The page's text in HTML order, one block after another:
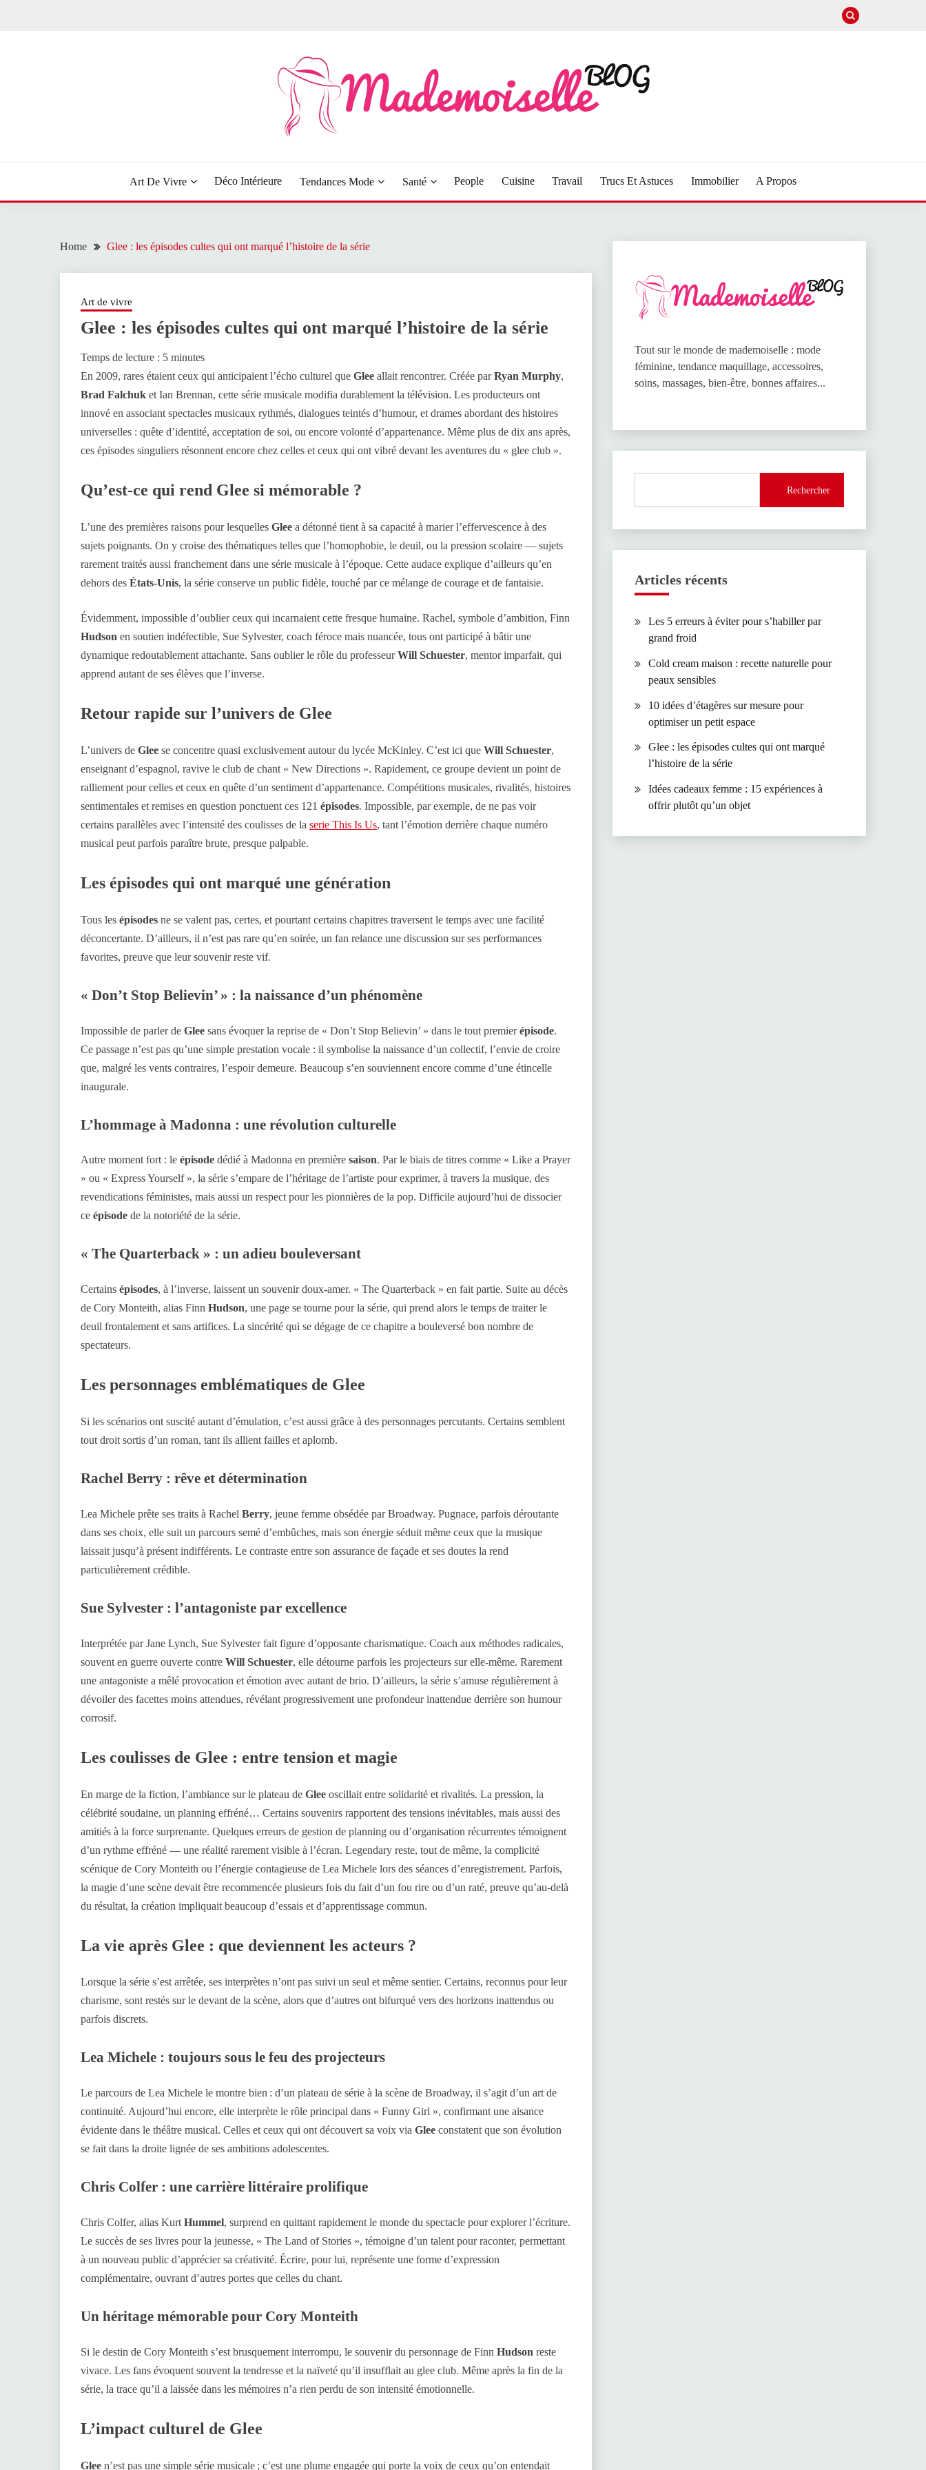
Art De Vivre Déco Intérieure Tendances Mode Santé People Cuisine Travail Trucs Et Astuces Immobilier A Propos
Home Glee : les épisodes cultes qui ont marqué l’histoire de la série
Art de vivre
Glee : les épisodes cultes qui ont marqué l’histoire de la série
Temps de lecture : 5 minutes
En 2009, rares étaient ceux qui anticipaient l’écho culturel que Glee allait rencontrer. Créée parRyan Murphy,
Brad Falchuk et Ian Brennan, cette série musicale modifia durablement la télévision. Les producteurs ont
innové en associant spectacles musicaux rythmés, dialogues teintés d’humour, et drames abordant des histoires
universelles : quête d’identité, acceptation de soi, ou encore volonté d’appartenance. Même plus de dix ans après,
ces épisodes singuliers résonnent encore chez celles et ceux qui ont vibré devant les aventures du « glee club ».
Qu’est-ce qui rend Glee si mémorable ?
L’une des premières raisons pour lesquelles Glee a détonné tient à sa capacité à marier l’effervescence à des
sujets poignants. On y croise des thématiques telles que l’homophobie, le deuil, ou la pression scolaire — sujets
rarement traités aussi franchement dans une série musicale à l’époque. Cette audace explique d’ailleurs qu’en
dehors des États-Unis, la série conserve un public fidèle, touché par ce mélange de courage et de fantaisie.
Évidemment, impossible d’oublier ceux qui incarnaient cette fresque humaine. Rachel, symbole d’ambition, Finn
Hudson en soutien indéfectible, Sue Sylvester, coach féroce mais nuancée, tous ont participé à bâtir une
dynamique redoutablement attachante. Sans oublier le rôle du professeurWill Schuester, mentor imparfait, qui
apprend autant de ses élèves que l’inverse.
Retour rapide sur l’univers de Glee
L’univers de Glee se concentre quasi exclusivement autour du lycée McKinley. C’est ici que Will Schuester,
enseignant d’espagnol, ravive le club de chant « New Directions ». Rapidement, ce groupe devient un point de
ralliement pour celles et ceux en quête d’un sentiment d’appartenance. Compétitions musicales, rivalités, histoires
sentimentales et remises en question ponctuent ces 121 épisodes. Impossible, par exemple, de ne pas voir
certains parallèles avec l’intensité des coulisses de la serie This Is Us, tant l’émotion derrière chaque numéro
musical peut parfois paraître brute, presque palpable.
Les épisodes qui ont marqué une génération
Tous les épisodes ne se valent pas, certes, et pourtant certains chapitres traversent le temps avec une facilité
déconcertante. D’ailleurs, il n’est pas rare qu’en soirée, un fan relance une discussion sur ses performances
favorites, preuve que leur souvenir reste vif.
« Don’t Stop Believin’ » : la naissance d’un phénomène
Impossible de parler de Glee sans évoquer la reprise de « Don’t Stop Believin’ » dans le tout premierépisode.
Ce passage n’est pas qu’une simple prestation vocale : il symbolise la naissance d’un collectif, l’envie de croire
que, malgré les vents contraires, l’espoir demeure. Beaucoup s’en souviennent encore comme d’une étincelle
inaugurale.
L’hommage à Madonna : une révolution culturelle
Autre moment fort : le épisode dédié à Madonna en première saison. Par le biais de titres comme « Like a Prayer
» ou « Express Yourself », la série s’empare de l’héritage de l’artiste pour exprimer, à travers la musique, des
revendications féministes, mais aussi un respect pour les pionnières de la pop. Difficile aujourd’hui de dissocier
ce épisode de la notoriété de la série.
« The Quarterback » : un adieu bouleversant
Certains épisodes, à l’inverse, laissent un souvenir doux-amer. « The Quarterback » en fait partie. Suite au décès
de Cory Monteith, alias Finn Hudson, une page se tourne pour la série, qui prend alors le temps de traiter le
deuil frontalement et sans artifices. La sincérité qui se dégage de ce chapitre a bouleversé bon nombre de
spectateurs.
Les personnages emblématiques de Glee
Si les scénarios ont suscité autant d’émulation, c’est aussi grâce à des personnages percutants. Certains semblent
tout droit sortis d’un roman, tant ils allient failles et aplomb.
Rachel Berry : rêve et détermination
Lea Michele prête ses traits à Rachel Berry, jeune femme obsédée par Broadway. Pugnace, parfois déroutante
dans ses choix, elle suit un parcours semé d’embûches, mais son énergie séduit même ceux que la musique
laissait jusqu’à présent indifférents. Le contraste entre son assurance de façade et ses doutes la rend
particulièrement crédible.
Sue Sylvester : l’antagoniste par excellence
Interprétée par Jane Lynch, Sue Sylvester fait figure d’opposante charismatique. Coach aux méthodes radicales,
souvent en guerre ouverte contre Will Schuester, elle détourne parfois les projecteurs sur elle-même. Rarement
une antagoniste a mêlé provocation et émotion avec autant de brio. D’ailleurs, la série s’amuse régulièrement à
dévoiler des facettes moins attendues, révélant progressivement une profondeur inattendue derrière son humour
corrosif.
Les coulisses de Glee : entre tension et magie
En marge de la fiction, l’ambiance sur le plateau de Glee oscillait entre solidarité et rivalités. La pression, la
célébrité soudaine, un planning effréné… Certains souvenirs rapportent des tensions inévitables, mais aussi des
amitiés à la force surprenante. Quelques erreurs de gestion de planning ou d’organisation récurrentes témoignent
d’un rythme effréné — une réalité rarement visible à l’écran. Legendary reste, tout de même, la complicité
scénique de Cory Monteith ou l’énergie contagieuse de Lea Michele lors des séances d’enregistrement. Parfois,
la magie d’une scène devait être recommencée plusieurs fois du fait d’un fou rire ou d’un raté, preuve qu’au-delà
du résultat, la création impliquait beaucoup d’essais et d’apprentissage commun.
La vie après Glee : que deviennent les acteurs ?
Lorsque la série s’est arrêtée, ses interprètes n’ont pas suivi un seul et même sentier. Certains, reconnus pour leur
charisme, sont restés sur le devant de la scène, alors que d’autres ont bifurqué vers des horizons inattendus ou
parfois discrets.
Lea Michele : toujours sous le feu des projecteurs
Le parcours de Lea Michele le montre bien : d’un plateau de série à la scène de Broadway, il s’agit d’un art de
continuité. Aujourd’hui encore, elle interprète le rôle principal dans « Funny Girl », confirmant une aisance
évidente dans le théâtre musical. Celles et ceux qui ont découvert sa voix via Glee constatent que son évolution
se fait dans la droite lignée de ses ambitions adolescentes.
Chris Colfer : une carrière littéraire prolifique
Chris Colfer, alias Kurt Hummel, surprend en quittant rapidement le monde du spectacle pour explorer l’écriture.
Le succès de ses livres pour la jeunesse, « The Land of Stories », témoigne d’un talent pour raconter, permettant
à un nouveau public d’apprécier sa créativité. Écrire, pour lui, représente une forme d’expression
complémentaire, ouvrant d’autres portes que celles du chant.
Un héritage mémorable pour Cory Monteith
Si le destin de Cory Monteith s’est brusquement interrompu, le souvenir du personnage de Finn Hudson reste
vivace. Les fans évoquent souvent la tendresse et la naïveté qu’il insufflait au glee club. Même après la fin de la
série, la trace qu’il a laissée dans les mémoires n’a rien perdu de son intensité émotionnelle.
L’impact culturel de Glee
Glee n’est pas une simple série musicale ; c’est une plume engagée qui porte la voix de ceux qu’on entendait
Tout sur le monde de mademoiselle : mode
féminine, tendance maquillage, accessoires,
soins, massages, bien-être, bonnes affaires...
Rechercher
Articles récents
Les 5 erreurs à éviter pour s’habiller par
grand froid
Cold cream maison : recette naturelle pour
peaux sensibles
10 idées d’étagères sur mesure pour
optimiser un petit espace
Glee : les épisodes cultes qui ont marqué
l’histoire de la série
Idées cadeaux femme : 15 expériences à
offrir plutôt qu’un objet